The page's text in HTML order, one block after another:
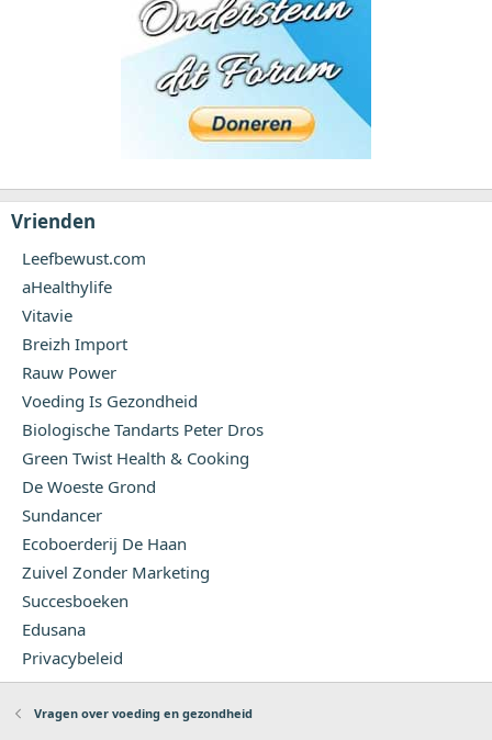
Vrienden
Leefbewust.com
aHealthylife
Vitavie
Breizh Import
Rauw Power
Voeding Is Gezondheid
Biologische Tandarts Peter Dros
Green Twist Health & Cooking
De Woeste Grond
Sundancer
Ecoboerderij De Haan
Zuivel Zonder Marketing
Succesboeken
Edusana
Privacybeleid
Vragen over voeding en gezondheid